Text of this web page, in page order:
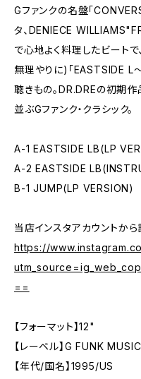
Gファンクの名盤「
タ、DENIECE
で心地よく料理したビート
無理やりに)「EASTSIDE L
聴きもの。DR.DREの初期
並ぶGファンク・クラシック。
A-1 EASTSIDE LB(LP
A-2 EASTSIDE
B-1 JUMP(LP VERSION)
当店インスタアカウントか
https://
==
【フォーマット】12"
【レーベル】G FUNK
【年代/国名】1995/US